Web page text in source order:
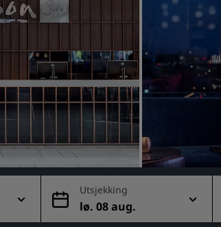
Utsjekking
lø. 08 aug.